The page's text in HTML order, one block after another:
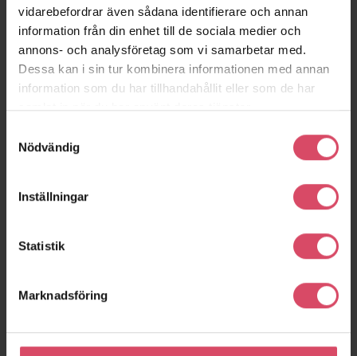
vidarebefordrar även sådana identifierare och annan
information från din enhet till de sociala medier och
annons- och analysföretag som vi samarbetar med.
Dessa kan i sin tur kombinera informationen med annan
information som du har tillhandahållit eller som de har
samlat in när du har använt deras tjänster.
Nödvändig
Inställningar
Statistik
Marknadsföring
Bollnäs
Amilu Farm
Villa Ved
Strandängen